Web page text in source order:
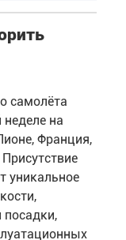
самолёта
на
Франция,
уникальное
посадки,